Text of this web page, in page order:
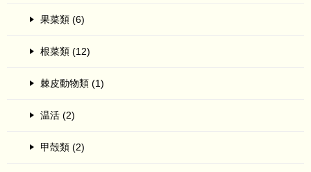
果菜類 (6)
根菜類 (12)
棘皮動物類 (1)
温活 (2)
甲殻類 (2)